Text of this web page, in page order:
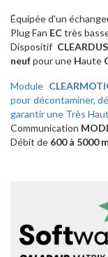
Équipée d'un
Plug Fan ECtrès
Dispositif
neufpour une Haute
Module
pour décontaminer,
garantir une Très
Communication
Débit de 600 à 5000